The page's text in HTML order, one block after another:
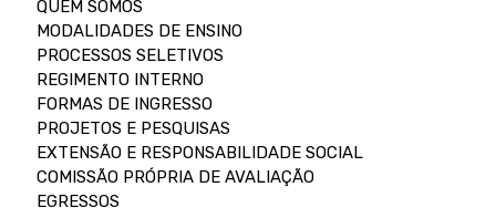
QUEM SOMOS
MODALIDADES DE ENSINO
PROCESSOS SELETIVOS
REGIMENTO INTERNO
FORMAS DE INGRESSO
PROJETOS E PESQUISAS
EXTENSÃO E RESPONSABILIDADE SOCIAL
COMISSÃO PRÓPRIA DE AVALIAÇÃO
EGRESSOS